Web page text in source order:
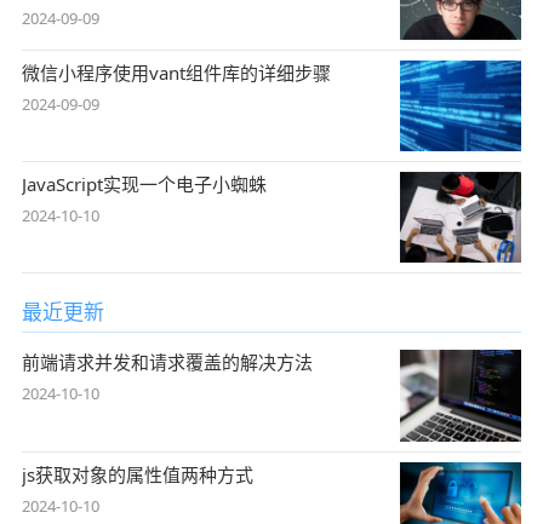
2024-09-09
微信小程序使用vant组件库的详细步骤
2024-09-09
JavaScript实现一个电子小蜘蛛
2024-10-10
最近更新
前端请求并发和请求覆盖的解决方法
2024-10-10
js获取对象的属性值两种方式
2024-10-10